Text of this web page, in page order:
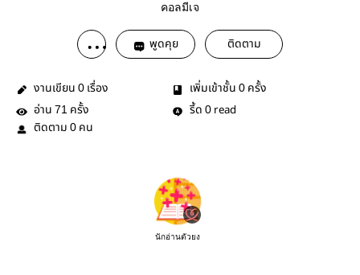
คอลมีเจ
พูดคุย ติดตาม
งานเขียน 0 เรื่อง เพิ่มเข้าชั้น 0 ครั้ง
อ่าน 71 ครั้ง รี้ด 0 read
ติดตาม 0 คน
นักอ่านตัวยง